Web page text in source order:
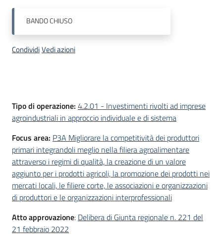
Agricoltura
Seguici
su
BANDOCHIUSO
CondividiVedi azioni
Descrizione
Tipo di operazione: 4.2.01 - Investimenti rivolti ad imprese
agroindustriali in approccio individuale e di sistema
Focus area: P3A Migliorare la competitività dei produttori
primari integrandoli meglio nella filiera agroalimentare
attraverso i regimi di qualità, la creazione di un valore
aggiunto per i prodotti agricoli, la promozione dei prodotti nei
mercati locali, le filiere corte, le associazioni e organizzazioni
di produttori e le organizzazioni interprofessionali
Atto approvazione: Delibera di Giunta regionale n. 221 del
21 febbraio 2022